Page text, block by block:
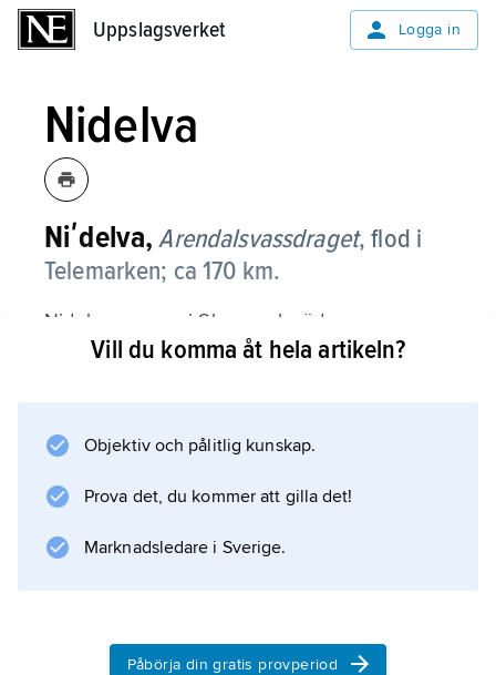
Uppslagsverket Logga in
Nidelva
Niʹdelva, Arendalsvassdraget,flod i
Telemarken; ca 170 km.
Nidelva mynnar i Skagerrak söder om
Arendal. Avrinningsområdet är där 3 985 km
3
/s. Nidelva är reglerad för vattenkraft och har
flera kraftverk.
Vill du komma åt hela artikeln?
Objektiv och pålitlig kunskap.
Prova det, du kommer att gilla det!
Marknadsledare i Sverige.
Påbörja din gratis provperiod